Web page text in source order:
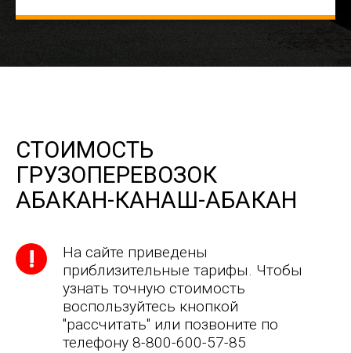
СТОИМОСТЬ
ГРУЗОПЕРЕВОЗОК
АБАКАН-КАНАШ-АБАКАН
На сайте приведены
приблизительные тарифы. Чтобы
узнать точную стоимость
воспользуйтесь кнопкой
"рассчитать" или позвоните по
телефону 8-800-600-57-85